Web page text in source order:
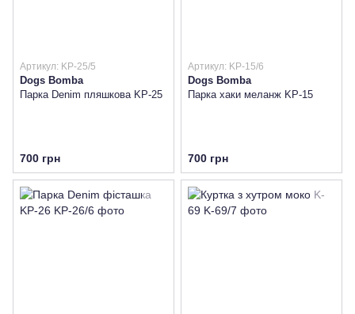
Артикул: KP-25/5
Dogs Bomba
Парка Denim пляшкова KP-25
700 грн
Артикул: KP-15/6
Dogs Bomba
Парка хаки меланж KP-15
700 грн